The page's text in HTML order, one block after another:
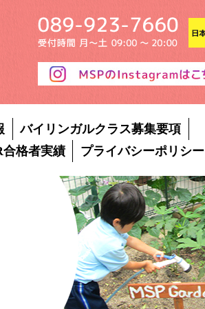
バイリンガルクラス募集要項
合格者実績 プライバシーポリシー